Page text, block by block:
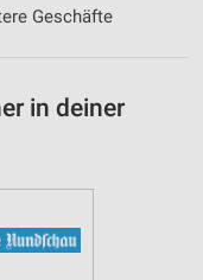
Geschäfte
in deiner